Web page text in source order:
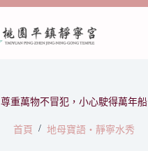
尊重萬物不冒犯，小心駛得萬年船
首頁 / 地母寶語‧靜寧水秀